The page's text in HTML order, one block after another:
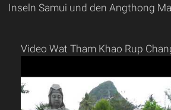
Inseln Samui und den Angthong
Video Wat Tham Khao Rup